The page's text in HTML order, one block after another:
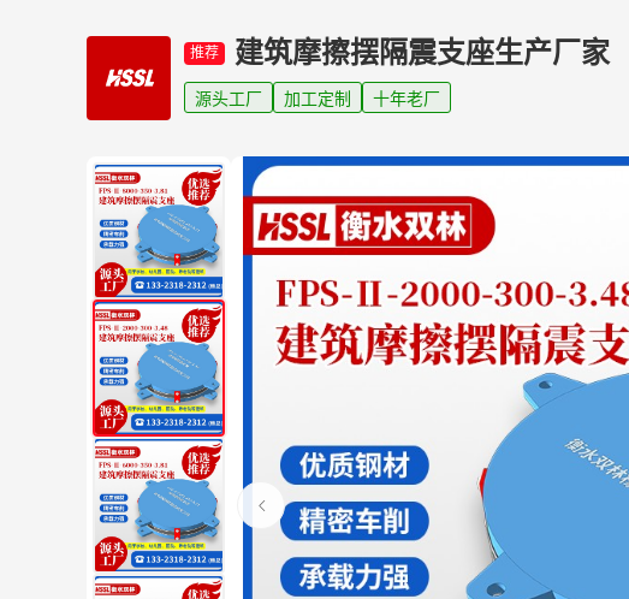
推荐 建筑摩擦摆隔震支座生产厂家
源头工厂 加工定制 十年老厂